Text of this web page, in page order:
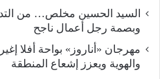
السيد الحسين مخلص… من
وبصمة رجل أعمال ناجح
مهرجان «أناروز» بواحة أفلا
والهوية ويعزز إشعاع المنطقة